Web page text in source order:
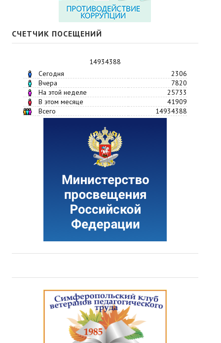
СЧЕТЧИК ПОСЕЩЕНИЙ
14934388
Сегодня
2306
Вчера
7820
На этой неделе
25733
В этом месяце
41909
Всего
14934388